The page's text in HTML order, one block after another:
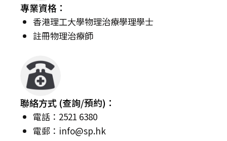
專業資格：
香港理工大學物理治療學理學士
註冊物理治療師
聯絡方式 (查詢/預約)：
電話：2521 6380
電郵： info@sp.hk